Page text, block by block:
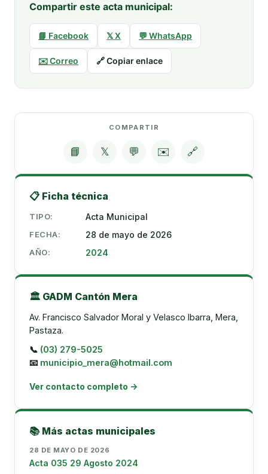
Compartir este acta municipal:
📘 Facebook 𝕏 X 💬 WhatsApp
✉️ Correo 🔗 Copiar enlace
COMPARTIR
📘 𝕏 💬 ✉️ 🔗
📋 Ficha técnica
TIPO: Acta Municipal
FECHA: 28 de mayo de 2026
AÑO: 2024
🏛️ GADM Cantón Mera
Av. Francisco Salvador Moral y Velasco Ibarra, Mera,
Pastaza.
📞 (03) 279-5025
📧 municipio_mera@hotmail.com
Ver contacto completo →
📚 Más actas municipales
28 DE MAYO DE 2026
Acta 035 29 Agosto 2024